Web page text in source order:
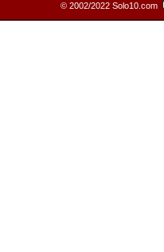
© 2002/2022 Solo10.com